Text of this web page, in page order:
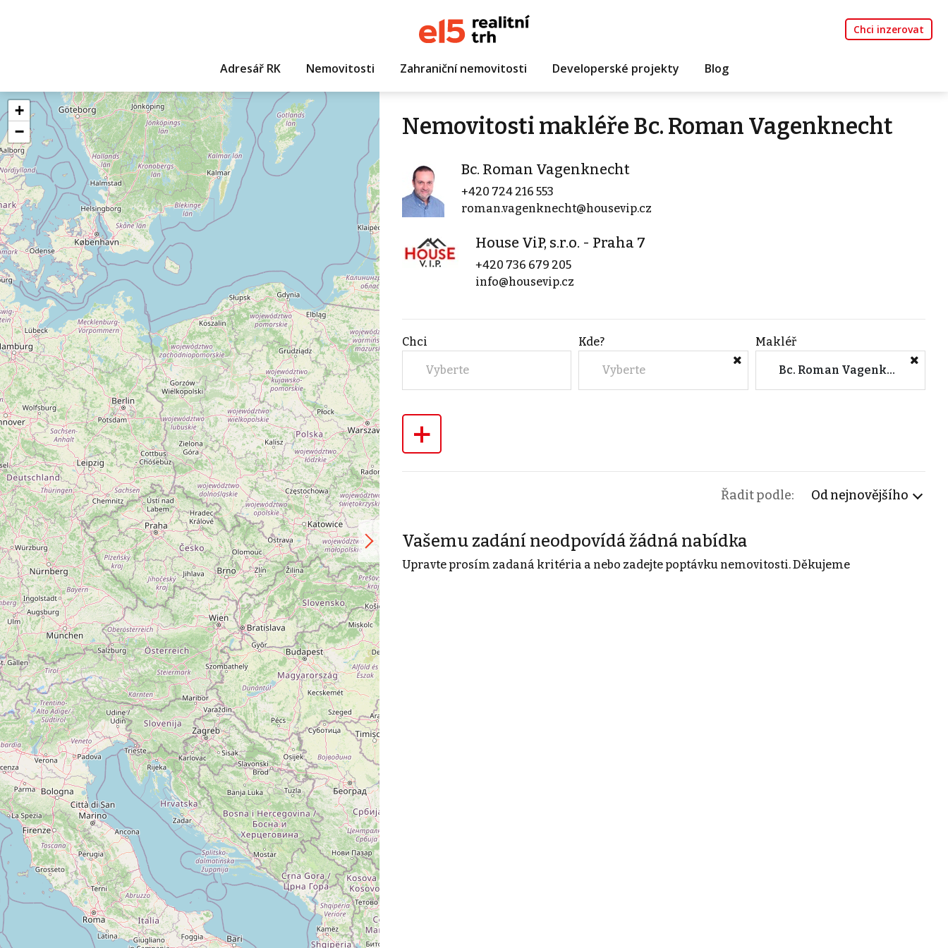
Chci inzerovat
Adresář RK Nemovitosti Zahraniční nemovitosti Developerské projekty Blog
+
−
Nemovitosti makléře Bc. Roman Vagenknecht
Bc. Roman Vagenknecht
+420 724 216 553
roman.vagenknecht@housevip.cz
House ViP, s.r.o. - Praha 7
+420 736 679 205
info@housevip.cz
Chci
Vyberte
Kde?
Vyberte
Makléř
Bc. Roman Vagenknecht (House ViP, s.r.o. - Praha 7)
+
Řadit podle: Od nejnovějšího
Vašemu zadání neodpovídá žádná nabídka
Upravte prosím zadaná kritéria a nebo zadejte poptávku nemovitosti. Děkujeme